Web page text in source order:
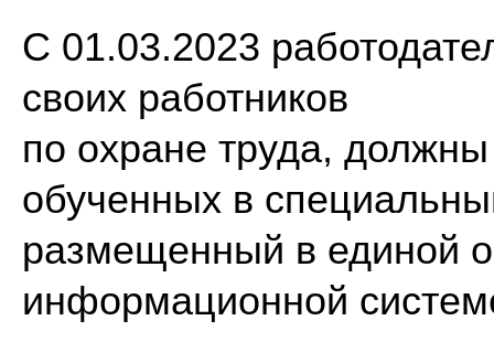
С 01.03.2023
своих работников
по охране труда,
обученных в
размещенный в единой
информационной